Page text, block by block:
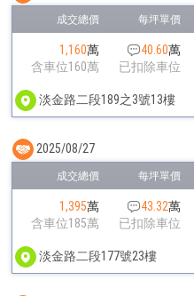
1,160萬
含車位160萬
40.60萬
已扣除車位
淡金路二段189之3號13樓
1,395萬
含車位185萬
43.32萬
已扣除車位
淡金路二段177號23樓
2025/08/27